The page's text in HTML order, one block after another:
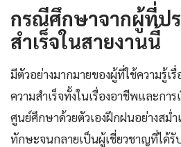
กรณีศึกษาจากผู้ที่ป
สำเร็จในสายงานนี้
มีตัวอย่างมากมายของผู้ที่ใช้ความรู้เรื่
ความสำเร็จทั้งในเรื่องอาชีพและกา
ศูนย์ศึกษาด้วยตัวเองฝึกฝนอย่างส
ทักษะจนกลายเป็นผู้เชี่ยวชาญที่ได้รั